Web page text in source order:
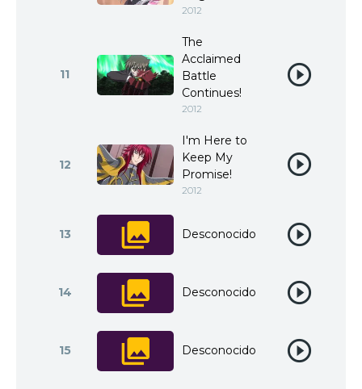
2012
11
The
Acclaimed
Battle
Continues!
2012
12
I'm Here to
Keep My
Promise!
2012
13 Desconocido
14 Desconocido
15 Desconocido